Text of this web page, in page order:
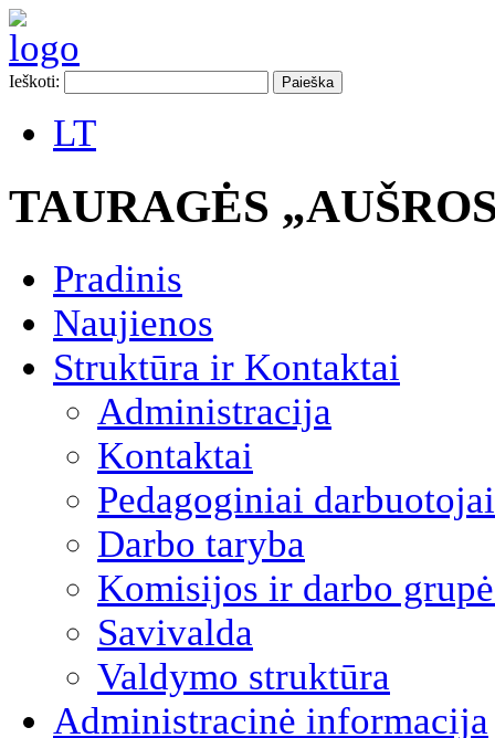
Ieškoti:
LT
TAURAGĖS
Pradinis
Naujienos
Struktūra ir Kontaktai
Administracija
Kontaktai
Pedagoginiai darbuotojai
Darbo taryba
Komisijos ir darbo
Savivalda
Valdymo struktūra
Administracinė informacija